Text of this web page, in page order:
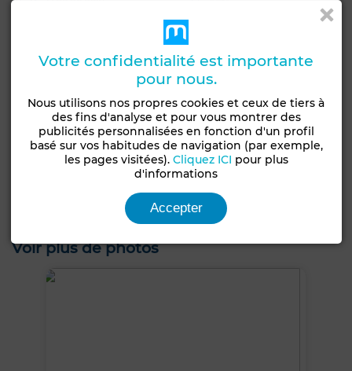
Bon état / habitable
1-5 ans Nord
Parquet
Nombre d'étages
1
Terrasse Meublé Entre-seul
Antenne parabolique Chauffage central
TV Internet
Voir plus de photos
Votre confidentialité est importante
pour nous.
Nous utilisons nos propres cookies et ceux de tiers à
des fins d'analyse et pour vous montrer des
publicités personnalisées en fonction d'un profil
basé sur vos habitudes de navigation (par exemple,
les pages visitées). Cliquez ICI pour plus
d'informations
Accepter